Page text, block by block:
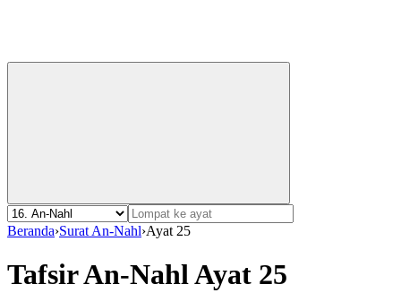
Beranda›Surat An-Nahl›Ayat 25
Tafsir An-Nahl Ayat 25